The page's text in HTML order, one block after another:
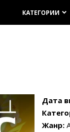
КАТЕГОРИИ keyboard_arrow_down
Дата
Жанр: